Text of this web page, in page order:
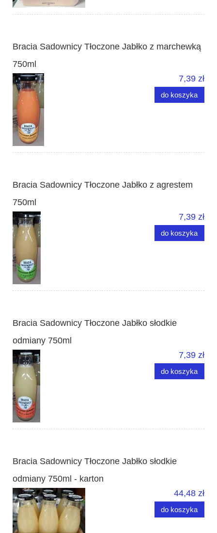
Bracia Sadownicy Tłoczone Jabłko z marchewką
750ml
7,39 zł
do koszyka
Bracia Sadownicy Tłoczone Jabłko z agrestem
750ml
7,39 zł
do koszyka
Bracia Sadownicy Tłoczone Jabłko słodkie
odmiany 750ml
7,39 zł
do koszyka
Bracia Sadownicy Tłoczone Jabłko słodkie
odmiany 750ml - karton
44,48 zł
do koszyka